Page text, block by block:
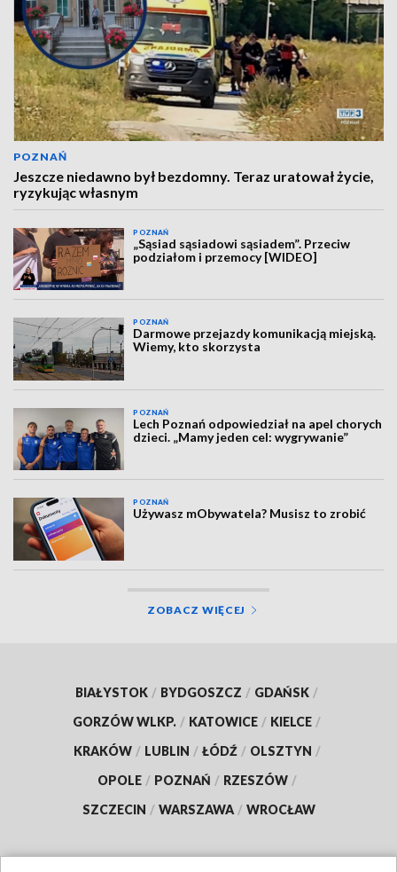
POZNAŃ
Jeszcze niedawno był bezdomny. Teraz uratował życie,
ryzykując własnym
POZNAŃ
„Sąsiad sąsiadowi sąsiadem”. Przeciw
podziałom i przemocy [WIDEO]
POZNAŃ
Darmowe przejazdy komunikacją miejską.
Wiemy, kto skorzysta
POZNAŃ
Lech Poznań odpowiedział na apel chorych
dzieci. „Mamy jeden cel: wygrywanie”
POZNAŃ
Używasz mObywatela? Musisz to zrobić
ZOBACZ WIĘCEJ
BIAŁYSTOK / BYDGOSZCZ / GDAŃSK /
GORZÓW WLKP. / KATOWICE / KIELCE /
KRAKÓW / LUBLIN / ŁÓDŹ / OLSZTYN /
OPOLE / POZNAŃ / RZESZÓW /
SZCZECIN / WARSZAWA / WROCŁAW